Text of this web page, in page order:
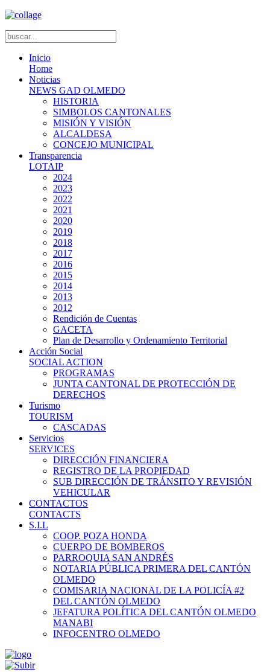
Inicio
Home
Noticias
NEWS GAD OLMEDO
HISTORIA
SIMBOLOS CANTONALES
MISIÓN Y VISIÓN
ALCALDESA
CONCEJO MUNICIPAL
Transparencia
LOTAIP
2024
2023
2022
2021
2020
2019
2018
2017
2016
2015
2014
2013
2012
Rendición de Cuentas
GACETA
Plan de Desarrollo y Ordenamiento Territorial
Acción Social
SOCIAL ACTION
PROGRAMAS
JUNTA CANTONAL DE PROTECCIÓN DE
DERECHOS
Turismo
TOURISM
CASCADAS
Servicios
SERVICES
DIRECCIÓN FINANCIERA
REGISTRO DE LA PROPIEDAD
SUB DIRECCIÓN DE TRÁNSITO Y REVISIÓN
VEHICULAR
CONTACTOS
CONTACTS
S.I.L
COOP. POZA HONDA
CUERPO DE BOMBEROS
PARROQUIA SAN ANDRÉS
NOTARIA PÚBLICA PRIMERA DEL CANTÓN
OLMEDO
COMISARIA NACIONAL DE LA POLICÍA #2
DEL CANTÓN OLMEDO
JEFATURA POLÍTICA DEL CANTÓN OLMEDO
MANABI
INFOCENTRO OLMEDO